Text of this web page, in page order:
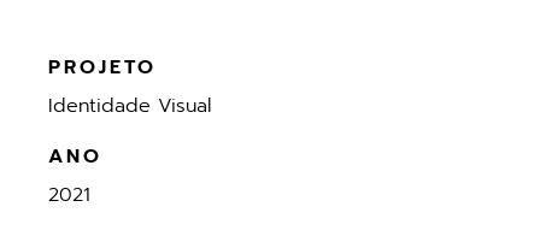
PROJETO
Identidade Visual
ANO
2021